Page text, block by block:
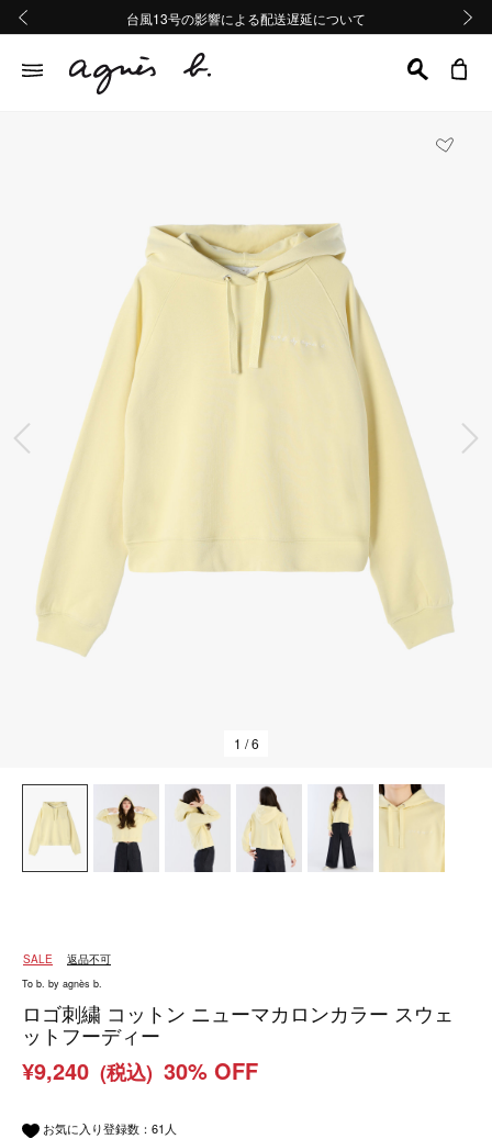
熊本地域地震の影響による配送遅延について
Summer Sale 2buy10%OFF!!
台風13号の影響による配送遅延について
熊本地域地震の影響による配送遅延について
Summer Sale 2buy10%OFF!!
前の画像
1 / 6
SALE 返品不可
To b. by agnès b.
ロゴ刺繍 コットン ニューマカロンカラー スウェ
ットフーディー
¥9,240 (税込) 30% OFF
お気に入り登録数： 61 人